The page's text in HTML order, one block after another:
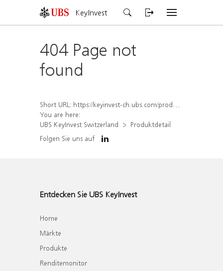
KeyInvest
404 Page not
found
Short URL: https://keyinvest-ch.ubs.com/produkt/detail/index/isin/CH1581944829
You are here:
UBS KeyInvest Switzerland
Produktdetail
Folgen Sie uns auf
Entdecken Sie UBS KeyInvest
Home
Märkte
Produkte
Renditemonitor